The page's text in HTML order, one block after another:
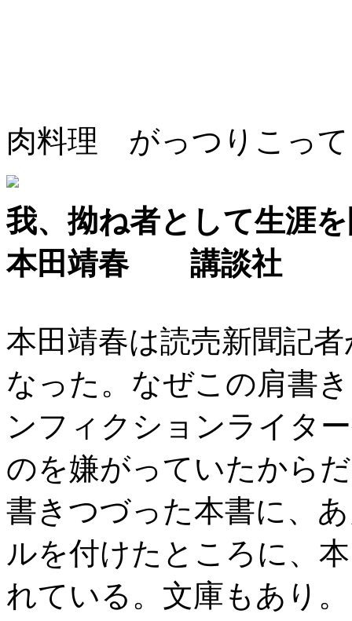
肉料理 がっつりこって
我、拗ね者として生涯
本田靖春 講談社
本田靖春は読売新聞記
なった。なぜこの肩書
ンフィクションライタ
のを嫌がっていたから
書きつづった本書に、
ルを付けたところに、
れている。文庫もあり。